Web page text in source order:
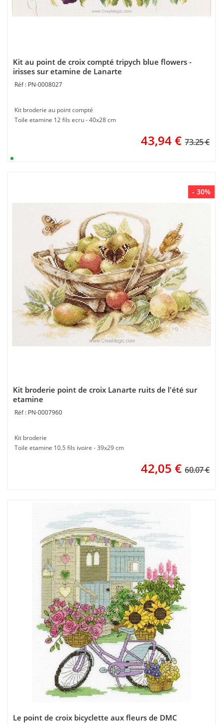
Kit au point de croix compté tripych blue flowers -
irisses sur etamine de Lanarte
PN-0008027
Kit broderie au point compté
Toile etamine 12 fils ecru - 40x28 cm
43,94€ 73.25 €
- 30%
Kit broderie point de croix Lanarte ruits de l'été sur
etamine
PN-0007960
Kit broderie
Toile etamine 10.5 fils ivoire - 39x29 cm
42,05 € 60.07 €
Le point de croix bicyclette aux fleurs de DMC